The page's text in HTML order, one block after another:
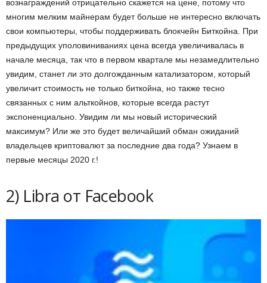
вознаграждений отрицательно скажется на цене, потому что
многим мелким майнерам будет больше не интересно включать
свои компьютеры, чтобы поддерживать блокчейн Биткойна. При
предыдущих уполовиниваниях цена всегда увеличивалась в
начале месяца, так что в первом квартале мы незамедлительно
увидим, станет ли это долгожданным катализатором, который
увеличит стоимость не только биткойна, но также тесно
связанных с ним альткойнов, которые всегда растут
экспоненциально. Увидим ли мы новый исторический
максимум? Или же это будет величайший обман ожиданий
владельцев криптовалют за последние два года? Узнаем в
первые месяцы 2020 г.!
2) Libra от Facebook